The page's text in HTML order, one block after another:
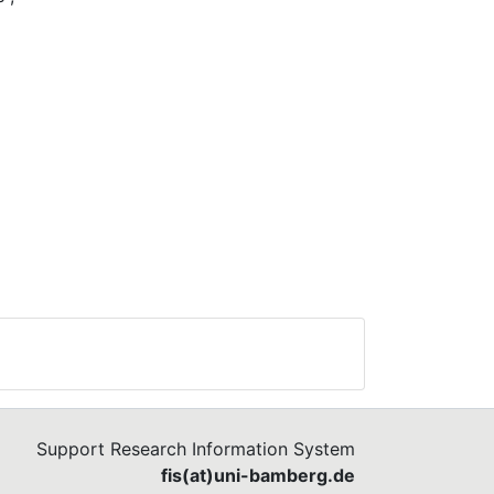
Support Research Information System
fis(at)uni-bamberg.de